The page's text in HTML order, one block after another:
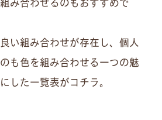
み合わせるのもおすすめで
い組み合わせが存在し、個人
も色を組み合わせる一つの魅
した一覧表がコチラ。